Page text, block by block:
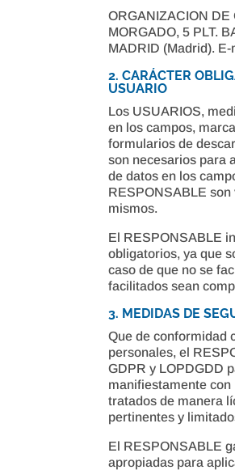
ORGANIZACION
MORGADO, 5 PLT.
MADRID (Madrid).
2. CARÁCTER
USUARIO
Los USUARIOS,
en los campos,
formularios de
son necesarios para
de datos en los
RESPONSABLE
mismos.
El RESPONSABLE
obligatorios, ya que
caso de que no se
facilitados sean
3. MEDIDAS DE
Que de conformidad
personales, el
GDPR y LOPDGDD
manifiestamente con
tratados de manera
pertinentes y
El RESPONSABLE
apropiadas para